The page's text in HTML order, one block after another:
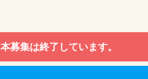
本募集は終了しています。